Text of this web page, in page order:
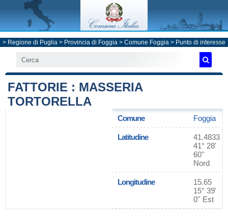
> Regione di Puglia > Provincia di Foggia > Comune Foggia > Punto di interesse
FATTORIE : MASSERIA
TORTORELLA
Comune Foggia
Latitudine
41.4833
41° 28'
60''
Nord
Longitudine
15.65
15° 39'
0'' Est